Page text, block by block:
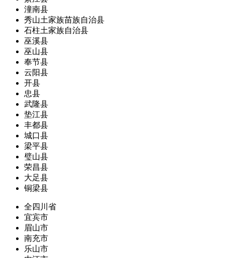
潼南县
秀山土家族苗族自治县
石柱土家族自治县
巫溪县
巫山县
奉节县
云阳县
开县
忠县
武隆县
垫江县
丰都县
城口县
梁平县
璧山县
荣昌县
大足县
铜梁县
全四川省
宜宾市
眉山市
南充市
乐山市